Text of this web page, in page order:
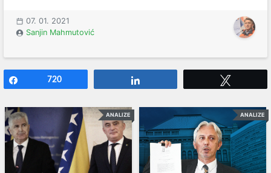
07. 01. 2021
Sanjin Mahmutović
720
ANALIZE ANALIZE